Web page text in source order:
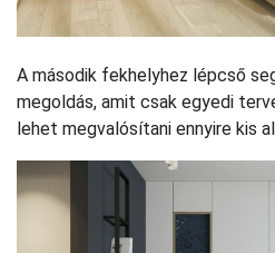
A második fekhelyhez lépcső
megoldás, amit csak egyedi
lehet megvalósítani ennyire kis